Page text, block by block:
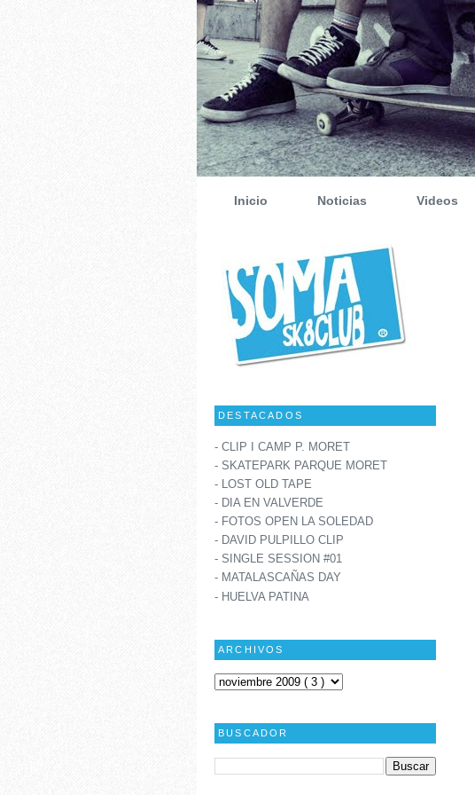
Inicio Noticias Videos
DESTACADOS
- CLIP I CAMP P. MORET
- SKATEPARK PARQUE MORET
- LOST OLD TAPE
- DIA EN VALVERDE
- FOTOS OPEN LA SOLEDAD
- DAVID PULPILLO CLIP
- SINGLE SESSION #01
- MATALASCAÑAS DAY
- HUELVA PATINA
ARCHIVOS
BUSCADOR